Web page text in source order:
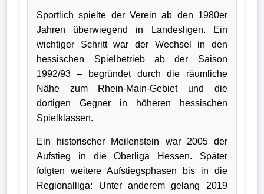
Tabelle
Bundesliga
Ergebnisse
SONSTIGES
Fußballspieler
Sportlich spielte der Verein ab den 1980er
Jahren überwiegend in Landesligen. Ein
wichtiger Schritt war der Wechsel in den
hessischen Spielbetrieb ab der Saison
1992/93 – begründet durch die räumliche
Nähe zum Rhein-Main-Gebiet und die
dortigen Gegner in höheren hessischen
Spielklassen.
Ein historischer Meilenstein war 2005 der
Aufstieg in die Oberliga Hessen. Später
folgten weitere Aufstiegsphasen bis in die
Regionalliga: Unter anderem gelang 2019